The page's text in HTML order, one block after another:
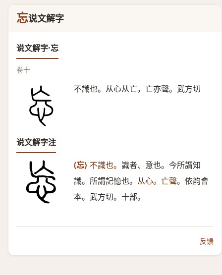
忘说文解字
说文解字·忘
卷十
不識也。从心从亡，亡亦聲。武方切
说文解字注
(忘) 不識也。 識者、意也。今所謂知
識。所謂記憶也。 从心。亡聲。 依韵會
本。武方切。十部。
反馈